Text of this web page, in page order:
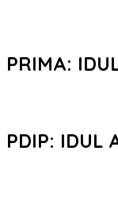
PRIMA:
PDIP: IDUL